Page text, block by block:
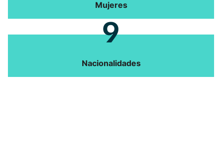
Mujeres
9
Nacionalidades